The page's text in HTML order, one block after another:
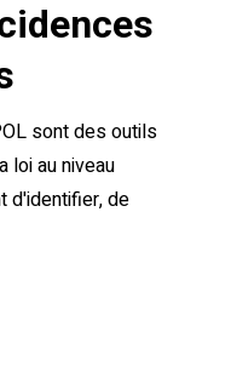
sont des outils
loi au niveau
d'identifier, de